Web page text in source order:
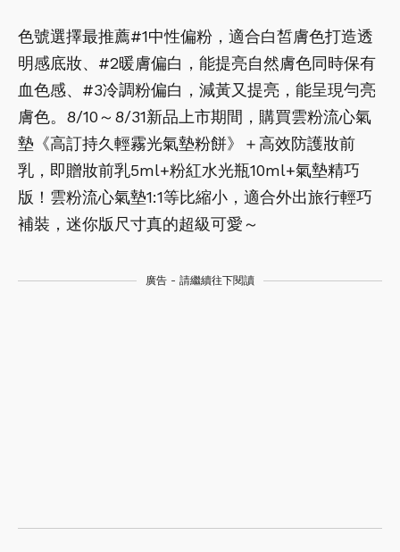
色號選擇最推薦#1中性偏粉，適合白皙膚色打造透
明感底妝、#2暖膚偏白，能提亮自然膚色同時保有
血色感、#3冷調粉偏白，減黃又提亮，能呈現勻亮
膚色。8/10～8/31新品上市期間，購買雲粉流心氣
墊《高訂持久輕霧光氣墊粉餅》＋高效防護妝前
乳，即贈妝前乳5ml+粉紅水光瓶10ml+氣墊精巧
版！雲粉流心氣墊1:1等比縮小，適合外出旅行輕巧
補裝，迷你版尺寸真的超級可愛～
廣告 - 請繼續往下閱讀